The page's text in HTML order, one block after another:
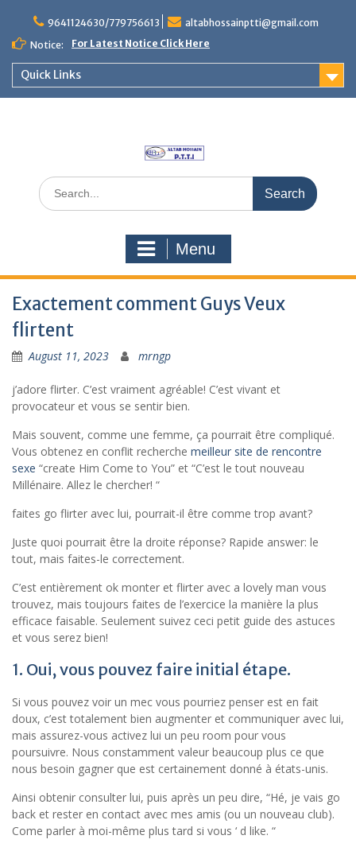
content
9641124630/779756613
altabhossainptti@gmail.com
Notice:
For Latest Notice Click Here
Quick Links
Search
for:
Menu
Exactement comment Guys Veux
flirtent
August 11, 2023 mrngp
j’adore flirter. C’est vraiment agréable! C’est vivant et
provocateur et vous se sentir bien.
Mais souvent, comme une femme, ça pourrait être compliqué.
Vous obtenez en conflit recherche meilleur site de rencontre
sexe “create Him Come to You” et “C’est le tout nouveau
Millénaire. Allez le chercher! “
faites go flirter avec lui, pourrait-il être comme trop avant?
Juste quoi pourrait être la droite réponse? Rapide answer: le
tout, mais faites-le correctement.
C’est entièrement ok monter et flirter avec a lovely man vous
trouvez, mais toujours faites de l’exercice la manière la plus
efficace faisable. Seulement suivez ceci petit guide des astuces
et vous serez bien!
1. Oui, vous pouvez faire initial étape.
Si vous pouvez voir un mec vous pourriez penser est en fait
doux, c’est totalement bien augmenter et communiquer avec lui,
mais assurez-vous activez lui un peu room pour vous
poursuivre. Nous constamment valeur beaucoup plus ce que
nous besoin gagner que est certainement donné à états-unis.
Ainsi obtenir consulter lui, puis après un peu dire, “Hé, je vais go
back et rester en contact avec mes amis (ou un nouveau club).
Come parler à moi-même plus tard si vous ‘ d like. “